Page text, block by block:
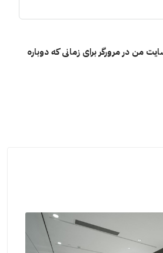
من در مرورگر برای زمانی که دوباره